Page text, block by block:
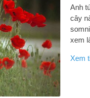
Anh
cây
xem
Xem